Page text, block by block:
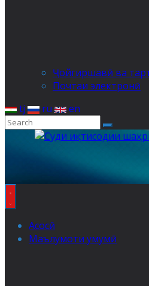
Ҷойгиршавӣ ва
Почтаи электронӣ
tj
ru en
Асосӣ
Маълумоти умумӣ